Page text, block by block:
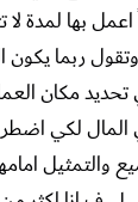
بها لمدة
ربما
تحديد مكان
المال لكي
والتمثيل